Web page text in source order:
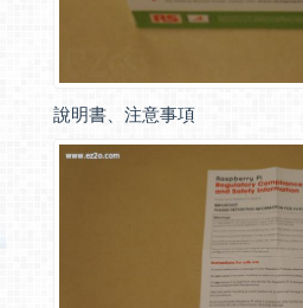
說明書、注意事項